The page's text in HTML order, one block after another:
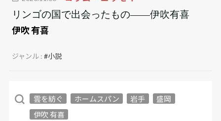
リンゴの国で出会ったもの――伊吹有喜
伊吹 有喜
ジャンル :#小説
雲を紡ぐ ホームスパン 岩手
盛岡
伊吹 有喜